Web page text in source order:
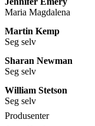
Maria Magdalena
Martin Kemp
Seg selv
Sharan Newman
Seg selv
William Stetson
Seg selv
Produsenter